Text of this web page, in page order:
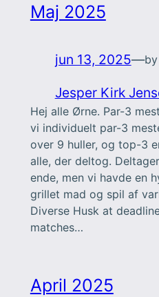
Maj 2025
jun 13, 2025—by
Jesper Kirk
Hej alle Ørne. Par-3
vi individuelt par-3
over 9 huller, og top-3
alle, der deltog.
ende, men vi havde en
grillet mad og spil af
Diverse Husk at
matches…
April 2025